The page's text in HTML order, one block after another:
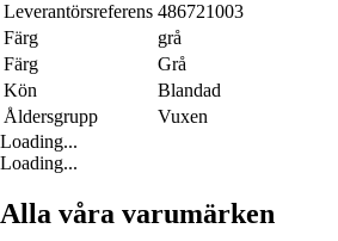
Leverantörsreferens 486721003
Färg
grå
Färg
Grå
Kön
Blandad
Åldersgrupp
Vuxen
Loading...
Loading...
Alla våra varumärken